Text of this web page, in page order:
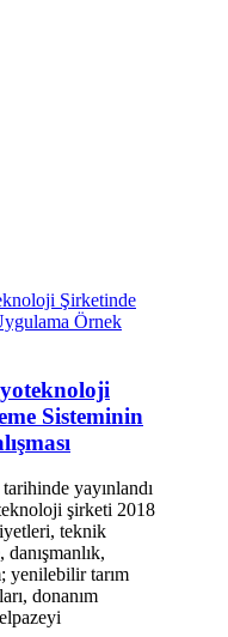
Sisteminin
yayınlandı
şirketi 2018
teknik
yenilebilir tarım
donanım